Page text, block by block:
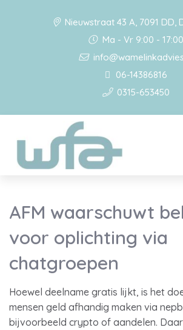
Nieuwstraat 43 A, 7091 DD,
Ma - Vr 9:00 - 17:00
06-14386816
0315-653450
AFM waarschuwt
voor oplichting via
chatgroepen
Hoewel deelname gratis lijkt, is het
mensen geld afhandig maken via
bijvoorbeeld crypto of aandelen.